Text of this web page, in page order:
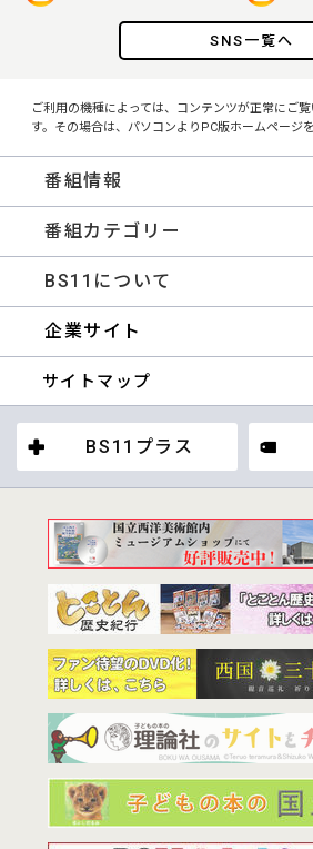
SNS一覧へ
ご利用の機種によっては、コンテンツが正常にご
す。その場合は、パソコンよりPC版ホームページ
番組情報
番組カテゴリー
BS11について
企業サイト
サイトマップ
BS11プラス